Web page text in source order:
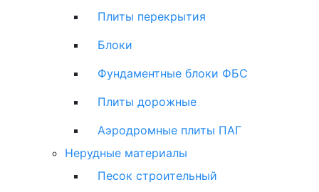
Плиты перекрытия
Блоки
Фундаментные блоки ФБС
Плиты дорожные
Аэродромные плиты ПАГ
Нерудные материалы
Песок строительный